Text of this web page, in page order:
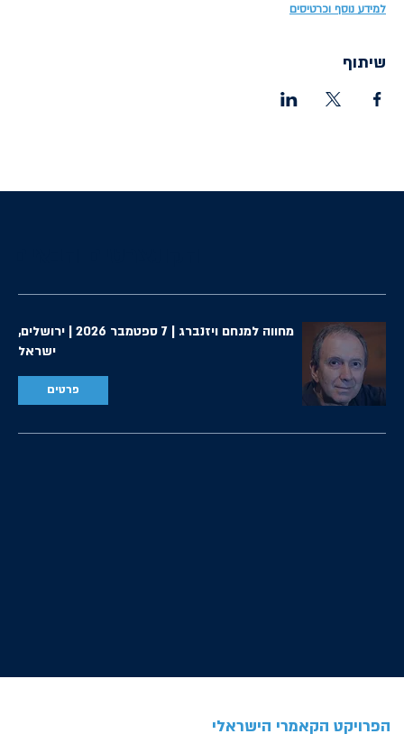
למידע נוסף וכרטיסים
שיתוף
מחווה למנחם ויזנברג | 7 ספטמבר 2026 | ירושלים,
ישראל
פרטים
הפרויקט הקאמרי הישראלי